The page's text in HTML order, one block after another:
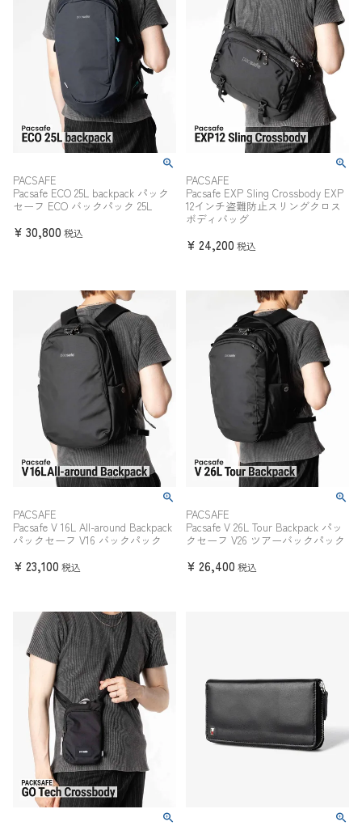
PACSAFE
Pacsafe ECO 25L backpack パック
セーフ ECO バックパック 25L
¥ 30,800 税込
PACSAFE
Pacsafe EXP Sling Crossbody EXP
12インチ盗難防止スリングクロス
ボディバッグ
¥ 24,200 税込
PACSAFE
Pacsafe V 16L All-around Backpack
パックセーフ V16 バックパック
¥ 23,100 税込
PACSAFE
Pacsafe V 26L Tour Backpack パッ
クセーフ V26 ツアーバックパック
¥ 26,400 税込